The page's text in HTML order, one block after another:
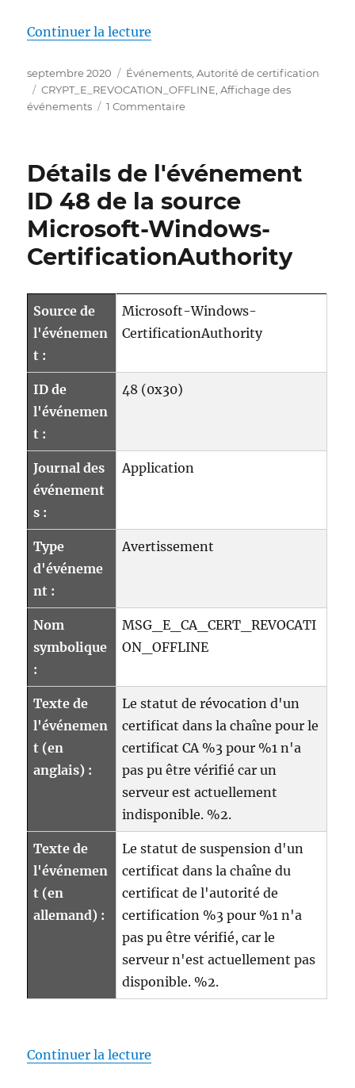
Continuer la lecture
Publié
le
septembre 2020 Catégories
Événements,Autorité de certification
Étiquettes
CRYPT_E_REVOCATION_OFFLINE,Affichage des
événements
1 Commentairesur
mit
84
der
Quelle
Microsoft-
Détails de l'événement
ID 48 de la source
Microsoft-Windows-
CertificationAuthority
Source de
l'événemen
t :
Microsoft-Windows-
CertificationAuthority
ID de
l'événemen
t :
48 (0x30)
Journal des
événement
s :
Application
Type
d'événeme
nt :
Avertissement
Nom
symbolique
:
MSG_E_CA_CERT_REVOCATI
ON_OFFLINE
Texte de
l'événemen
t (en
anglais) :
Le statut de révocation d'un
certificat dans la chaîne pour le
certificat CA %3 pour %1 n'a
pas pu être vérifié car un
serveur est actuellement
indisponible. %2.
Texte de
l'événemen
t (en
allemand) :
Le statut de suspension d'un
certificat dans la chaîne du
certificat de l'autorité de
certification %3 pour %1 n'a
pas pu être vérifié, car le
serveur n'est actuellement pas
disponible. %2.
Continuer la lecture